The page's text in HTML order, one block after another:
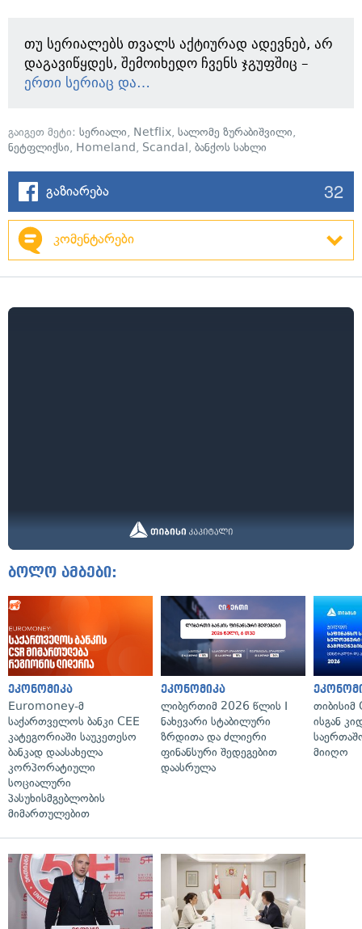
თუ სერიალებს თვალს აქტიურად ადევნებ, არ
დაგავიწყდეს, შემოიხედო ჩვენს ჯგუფშიც –
ერთი სერიაც და…
გაიგეთ მეტი: სერიალი, Netflix, სალომე ზურაბიშვილი,
ნეტფლიქსი, Homeland, Scandal, ბანქოს სახლი
გაზიარება 32
კომენტარები
ბოლო ამბები:
ეკონომიკა
Euromoney-მ
საქართველოს ბანკი CEE
კატეგორიაში საუკეთესო
ბანკად დაასახელა
კორპორატიული
სოციალური
პასუხისმგებლობის
მიმართულებით
ეკონომიკა
ლიბერთიმ 2026 წლის I
ნახევარი სტაბილური
ზრდითა და ძლიერი
ფინანსური შედეგებით
დაასრულა
ისგან
მიიღო